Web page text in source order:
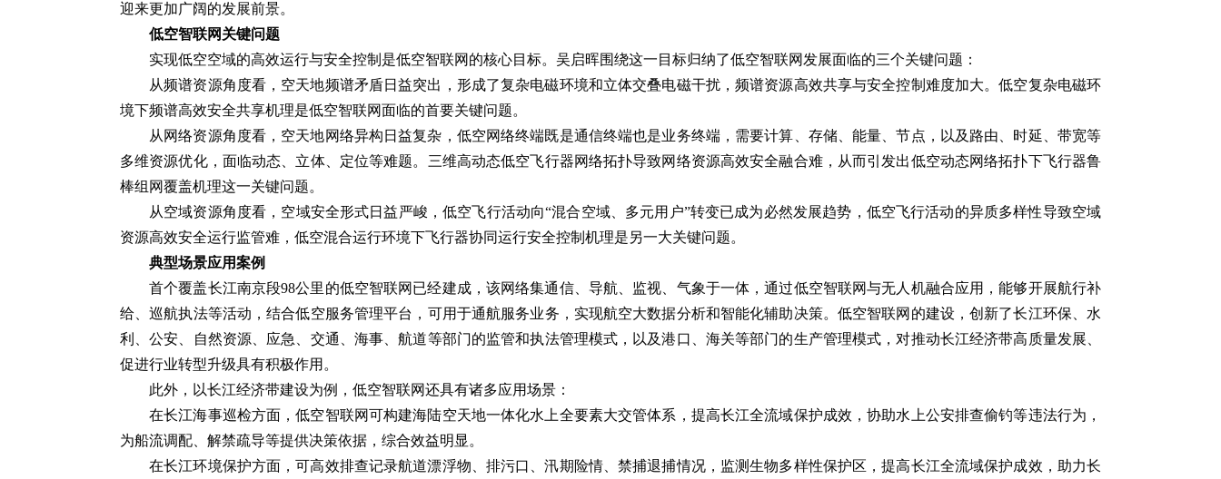
迎来更加广阔的发展前景。
低空智联网关键问题
实现低空空域的高效运行与安全控制是低空智联网的核心目标。吴启晖围绕这一目标归纳了低空智联网发展面临的三个关键问题：
从频谱资源角度看，空天地频谱矛盾日益突出，形成了复杂电磁环境和立体交叠电磁干扰，频谱资源高效共享与安全控制难度加大。低空复杂电磁环
境下频谱高效安全共享机理是低空智联网面临的首要关键问题。
从网络资源角度看，空天地网络异构日益复杂，低空网络终端既是通信终端也是业务终端，需要计算、存储、能量、节点，以及路由、时延、带宽等
多维资源优化，面临动态、立体、定位等难题。三维高动态低空飞行器网络拓扑导致网络资源高效安全融合难，从而引发出低空动态网络拓扑下飞行器鲁
棒组网覆盖机理这一关键问题。
从空域资源角度看，空域安全形式日益严峻，低空飞行活动向“混合空域、多元用户”转变已成为必然发展趋势，低空飞行活动的异质多样性导致空域
资源高效安全运行监管难，低空混合运行环境下飞行器协同运行安全控制机理是另一大关键问题。
典型场景应用案例
首个覆盖长江南京段98公里的低空智联网已经建成，该网络集通信、导航、监视、气象于一体，通过低空智联网与无人机融合应用，能够开展航行补
给、巡航执法等活动，结合低空服务管理平台，可用于通航服务业务，实现航空大数据分析和智能化辅助决策。低空智联网的建设，创新了长江环保、水
利、公安、自然资源、应急、交通、海事、航道等部门的监管和执法管理模式，以及港口、海关等部门的生产管理模式，对推动长江经济带高质量发展、
促进行业转型升级具有积极作用。
此外，以长江经济带建设为例，低空智联网还具有诸多应用场景：
在长江海事巡检方面，低空智联网可构建海陆空天地一体化水上全要素大交管体系，提高长江全流域保护成效，协助水上公安排查偷钓等违法行为，
为船流调配、解禁疏导等提供决策依据，综合效益明显。
在长江环境保护方面，可高效排查记录航道漂浮物、排污口、汛期险情、禁捕退捕情况，监测生物多样性保护区，提高长江全流域保护成效，助力长